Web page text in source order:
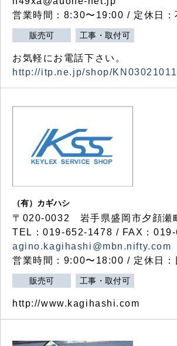
営業時間：8:30〜19:00 / 定休日：
販売可 工事・取付可
お気軽にお電話下さい。
http://itp.ne.jp/shop/
（有）カギハシ
〒020-0032 岩手県盛岡市夕顔瀬
TEL：019-652-1478 / FAX：
agino.kagihashi@mbn.nifty.com
営業時間：9:00〜18:00 / 定休日：
販売可 工事・取付可
http://www.kagihashi.com